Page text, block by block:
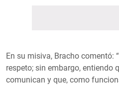
En su misiva, Bracho comentó:
respeto; sin embargo, entiendo
comunican y que, como